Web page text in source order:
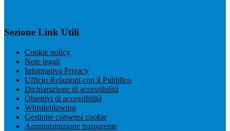
Sezione Link Utili
Cookie policy
Note legali
Informativa Privacy
Ufficio Relazioni con il Pubblico
Dichiarazione di accessibilità
Obiettivi di accessibilità
Whistleblowing
Gestione consensi cookie
Amministrazione trasparente